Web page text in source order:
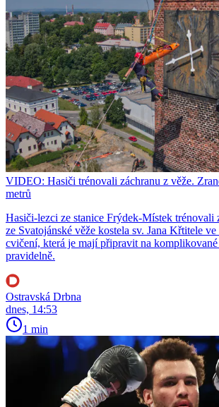
VIDEO: Hasiči trénovali záchranu z věže.
metrů
Hasiči-lezci ze stanice Frýdek-Místek trénovali
ze Svatojánské věže kostela sv. Jana Křtitele
cvičení, která je mají připravit na
pravidelně.
Ostravská Drbna
dnes, 14:53
1 min